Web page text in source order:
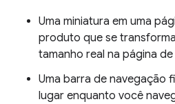
Uma miniatura em uma
produto que se
tamanho real na página
Uma barra de navegação
lugar enquanto você